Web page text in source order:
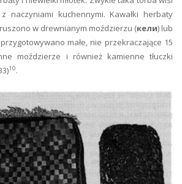
naczyniami kuchennymi. Kawałki herbaty
w drewnianym moździerzu (кели) lub
małe, nie przekraczające 15
moździerze i również kamienne tłuczki
10.